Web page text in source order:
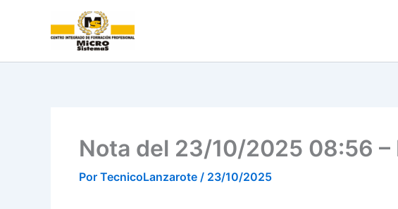
Nota del 23/10/2025 08:56
Por TecnicoLanzarote / 23/10/2025